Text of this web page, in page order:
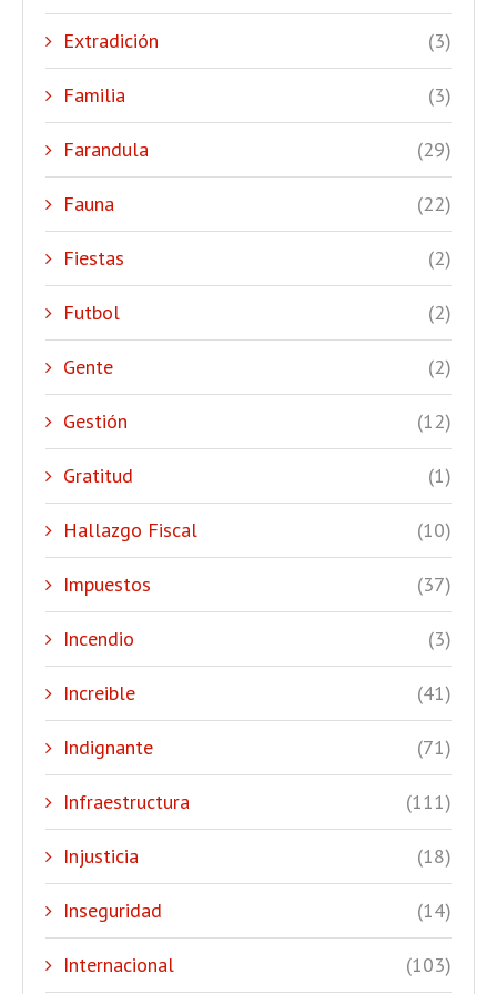
Extradición (3)
Familia (3)
Farandula (29)
Fauna (22)
Fiestas (2)
Futbol (2)
Gente (2)
Gestión (12)
Gratitud (1)
Hallazgo Fiscal (10)
Impuestos (37)
Incendio (3)
Increible (41)
Indignante (71)
Infraestructura (111)
Injusticia (18)
Inseguridad (14)
Internacional (103)